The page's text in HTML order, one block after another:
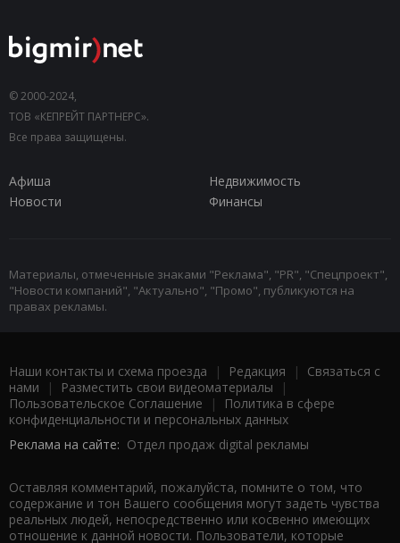
© 2000-2024,
ТОВ «КЕПРЕЙТ ПАРТНЕРС».
Все права защищены.
Афиша
Недвижимость
Новости
Финансы
Материалы, отмеченные знаками "Реклама", "PR", "Спецпроект",
"Новости компаний", "Актуально", "Промо", публикуются на
правах рекламы.
Наши контакты и схема проезда | Редакция | Связаться с
нами | Разместить свои видеоматериалы |
Пользовательское Соглашение |
Политика в сфере
конфиденциальности и персональных данных
Реклама на сайте: Отдел продаж digital рекламы
Оставляя комментарий, пожалуйста, помните о том, что
содержание и тон Вашего сообщения могут задеть чувства
реальных людей, непосредственно или косвенно имеющих
отношение к данной новости. Пользователи, которые